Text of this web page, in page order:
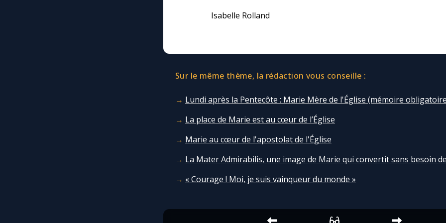
Isabelle Rolland
Sur le même thème, la rédaction vous conseille :
Lundi après la Pentecôte : Marie Mère de l'Église (mémoire
La place de Marie est au cœur de l’Église
Marie au cœur de l'apostolat de l'Église
La Mater Admirabilis, une image de Marie qui convertit sans besoin
« Courage ! Moi, je suis vainqueur du monde »